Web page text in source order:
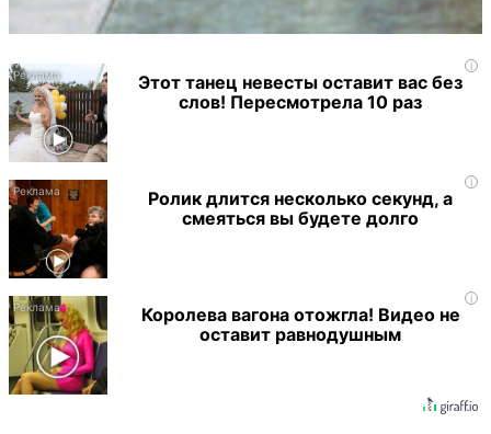
i
Этот танец невесты оставит вас без
слов! Пересмотрела 10 раз
i
Ролик длится несколько секунд, а
смеяться вы будете долго
i
Королева вагона отожгла! Видео не
оставит равнодушным